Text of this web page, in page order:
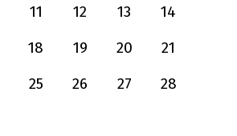
11 12 13
14
18 19 20
21
25 26 27
28